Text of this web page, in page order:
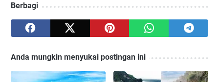
Berbagi
Anda mungkin menyukai postingan ini